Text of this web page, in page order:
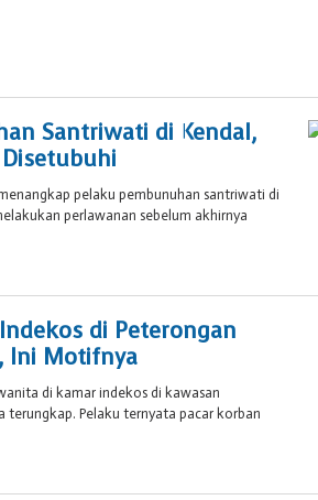
Santriwati di Kendal,
pelaku pembunuhan santriwati di
perlawanan sebelum akhirnya
di Peterongan
Ini Motifnya
di kamar indekos di kawasan
terungkap. Pelaku ternyata pacar korban